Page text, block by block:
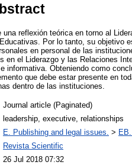
reflexión teórica en torno al
Por lo tanto, su objetivo
en personal de las
en el Liderazgo y las Relaciones
informativa. Obteniendo como
que debe estar presente en
dentro de las instituciones.
Journal article (Paginated)
leadership, executive, relationships
E. Publishing and legal issues. >
Revista Scientific
26 Jul 2018 07:32